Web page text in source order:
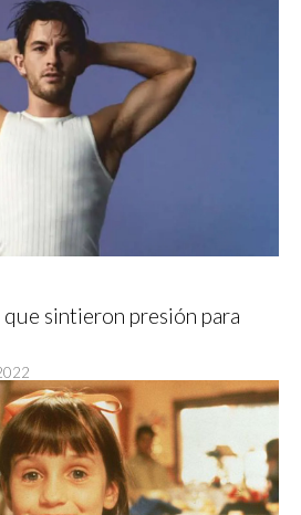
que sintieron presión para